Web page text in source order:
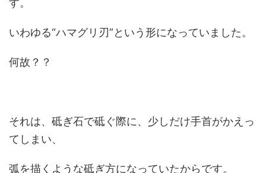
す。
いわゆる“ハマグリ刃”という形になっていました。
何故？？
それは、砥ぎ石で砥ぐ際に、少しだけ手首がかえっ
てしまい、
弧を描くような砥ぎ方になっていたからです。